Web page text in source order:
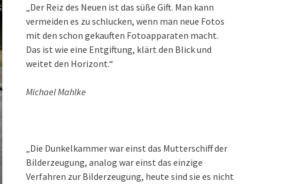
„Der Reiz des Neuen ist das süße Gift. Man kann
vermeiden es zu schlucken, wenn man neue Fotos
mit den schon gekauften Fotoapparaten macht.
Das ist wie eine Entgiftung, klärt den Blick und
weitet den Horizont.“
Michael Mahlke
„Die Dunkelkammer war einst das Mutterschiff der
Bilderzeugung, analog war einst das einzige
Verfahren zur Bilderzeugung, heute sind sie es nicht